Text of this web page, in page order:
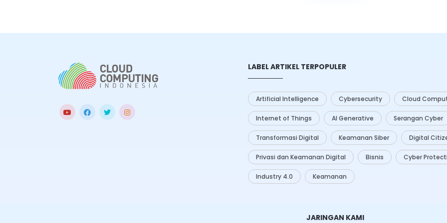
LABEL ARTIKEL TERPOPULER
Artificial Intelligence Cybersecurity Cloud
Internet of Things AI Generative Serangan Cyber
Transformasi Digital Keamanan Siber Digital
Privasi dan Keamanan Digital Bisnis Cyber
Industry 4.0 Keamanan
JARINGAN KAMI